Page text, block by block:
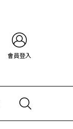
會員登入